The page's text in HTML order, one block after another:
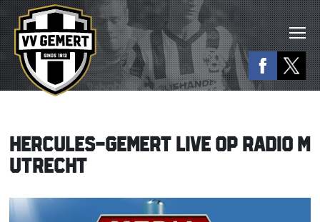
HERCULES-GEMERT LIVE OP RADIO M
UTRECHT